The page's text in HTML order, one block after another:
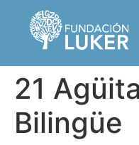
21
Bilingüe